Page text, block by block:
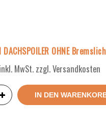
DACHSPOILER OHNE
inkl. MwSt. zzgl. Versandkosten
IN DEN